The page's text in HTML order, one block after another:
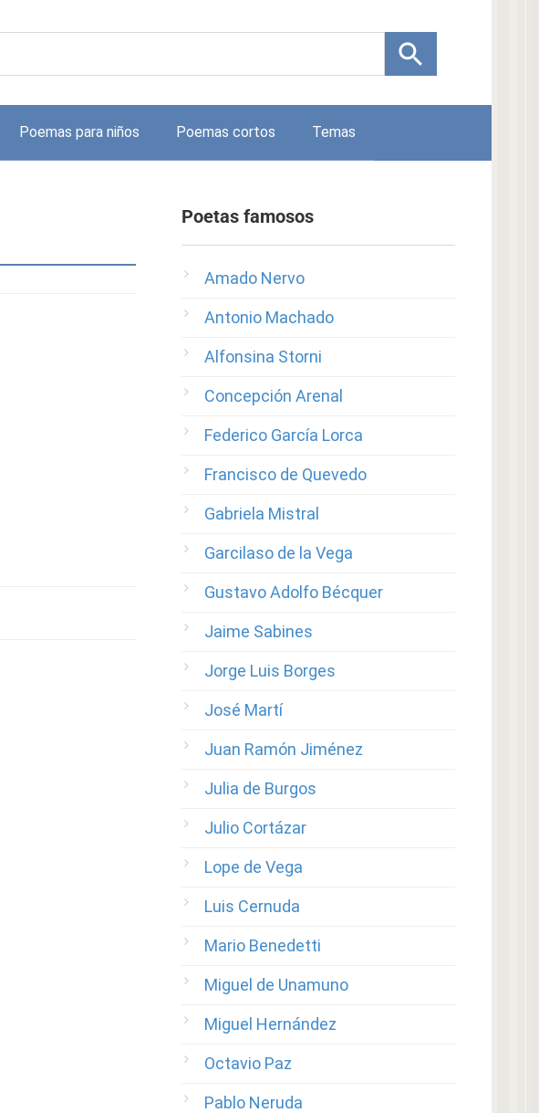
Poemas para niños Poemas cortos Temas
Poetas famosos
Amado Nervo
Antonio Machado
Alfonsina Storni
Concepción Arenal
Federico García Lorca
Francisco de Quevedo
Gabriela Mistral
Garcilaso de la Vega
Gustavo Adolfo Bécquer
Jaime Sabines
Jorge Luis Borges
José Martí
Juan Ramón Jiménez
Julia de Burgos
Julio Cortázar
Lope de Vega
Luis Cernuda
Mario Benedetti
Miguel de Unamuno
Miguel Hernández
Octavio Paz
Pablo Neruda